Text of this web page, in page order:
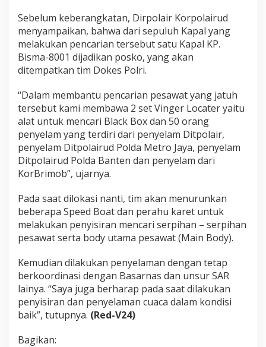
r
i
K
e
a
k
a
n
K
a
p
a
l
a
n
4
H
e
i
Sebelum keberangkatan, Dirpolair Korpolairud
menyampaikan, bahwa dari sepuluh Kapal yang
melakukan pencarian tersebut satu Kapal KP.
Bisma-8001 dijadikan posko, yang akan
ditempatkan tim Dokes Polri.
“Dalam membantu pencarian pesawat yang jatuh
tersebut kami membawa 2 set Vinger Locater yaitu
alat untuk mencari Black Box dan 50 orang
penyelam yang terdiri dari penyelam Ditpolair,
penyelam Ditpolairud Polda Metro Jaya, penyelam
Ditpolairud Polda Banten dan penyelam dari
KorBrimob”, ujarnya.
Pada saat dilokasi nanti, tim akan menurunkan
beberapa Speed Boat dan perahu karet untuk
melakukan penyisiran mencari serpihan – serpihan
pesawat serta body utama pesawat (Main Body).
Kemudian dilakukan penyelaman dengan tetap
berkoordinasi dengan Basarnas dan unsur SAR
lainya. “Saya juga berharap pada saat dilakukan
penyisiran dan penyelaman cuaca dalam kondisi
baik”, tutupnya. (Red-V24)
Bagikan: